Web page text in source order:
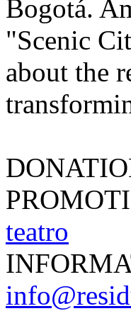
Bogotá.
"Scenic
about the
teatro